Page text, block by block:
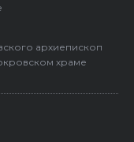
архиепископ
храме